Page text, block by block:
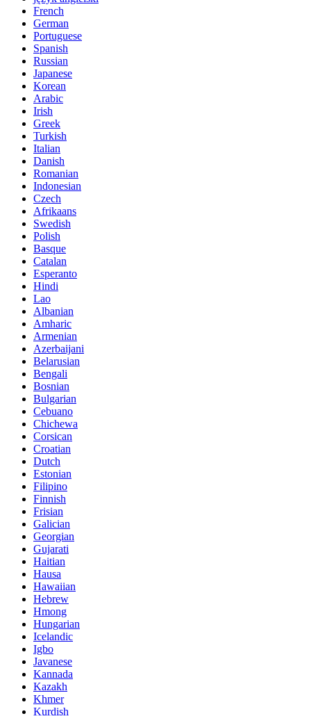
French
German
Portuguese
Spanish
Russian
Japanese
Korean
Arabic
Irish
Greek
Turkish
Italian
Danish
Romanian
Indonesian
Czech
Afrikaans
Swedish
Polish
Basque
Catalan
Esperanto
Hindi
Lao
Albanian
Amharic
Armenian
Azerbaijani
Belarusian
Bengali
Bosnian
Bulgarian
Cebuano
Chichewa
Corsican
Croatian
Dutch
Estonian
Filipino
Finnish
Frisian
Galician
Georgian
Gujarati
Haitian
Hausa
Hawaiian
Hebrew
Hmong
Hungarian
Icelandic
Igbo
Javanese
Kannada
Kazakh
Khmer
Kurdish